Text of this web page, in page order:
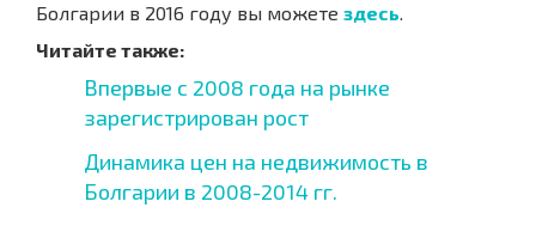
Болгарии в 2016 году вы можете здесь.
Читайте также:
Впервые с 2008 года на рынке
зарегистрирован рост
Динамика цен на недвижимость в
Болгарии в 2008-2014 гг.